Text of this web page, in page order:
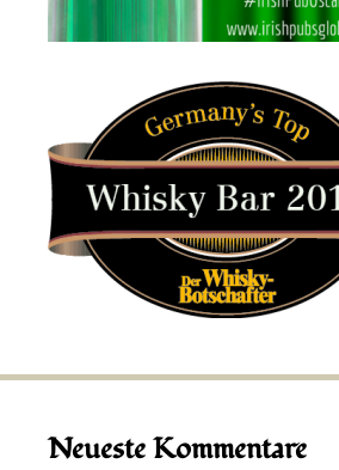
Neueste Kommentare